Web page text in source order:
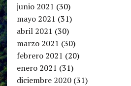
junio 2021 (30)
mayo 2021 (31)
abril 2021 (30)
marzo 2021 (30)
febrero 2021 (20)
enero 2021 (31)
diciembre 2020(31)